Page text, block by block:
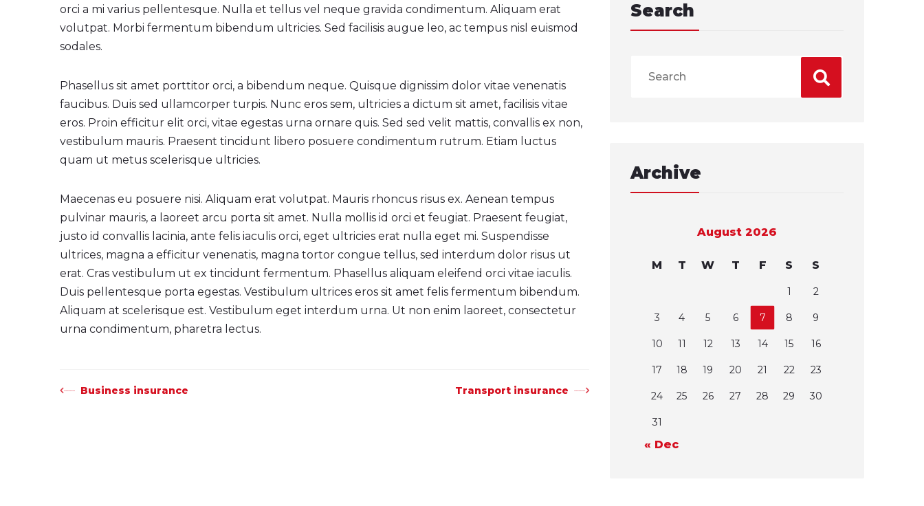
orci a mi varius pellentesque. Nulla et tellus vel neque gravida condimentum. Aliquam erat
volutpat. Morbi fermentum bibendum ultricies. Sed facilisis augue leo, ac tempus nisl euismod
sodales.
Phasellus sit amet porttitor orci, a bibendum neque. Quisque dignissim dolor vitae venenatis
faucibus. Duis sed ullamcorper turpis. Nunc eros sem, ultricies a dictum sit amet, facilisis vitae
eros. Proin efficitur elit orci, vitae egestas urna ornare quis. Sed sed velit mattis, convallis ex non,
vestibulum mauris. Praesent tincidunt libero posuere condimentum rutrum. Etiam luctus
quam ut metus scelerisque ultricies.
Maecenas eu posuere nisi. Aliquam erat volutpat. Mauris rhoncus risus ex. Aenean tempus
pulvinar mauris, a laoreet arcu porta sit amet. Nulla mollis id orci et feugiat. Praesent feugiat,
justo id convallis lacinia, ante felis iaculis orci, eget ultricies erat nulla eget mi. Suspendisse
ultrices, magna a efficitur venenatis, magna tortor congue tellus, sed interdum dolor risus ut
erat. Cras vestibulum ut ex tincidunt fermentum. Phasellus aliquam eleifend orci vitae iaculis.
Duis pellentesque porta egestas. Vestibulum ultrices eros sit amet felis fermentum bibendum.
Aliquam at scelerisque est. Vestibulum eget interdum urna. Ut non enim laoreet, consectetur
urna condimentum, pharetra lectus.
Post
Business insurance Transport insurance
Search
Archive
August 2026
M T W T F S S
1 2
3 4 5 6 7 8 9
10 11 12 13 14 15 16
17 18 19 20 21 22 23
24 25 26 27 28 29 30
31
« Dec